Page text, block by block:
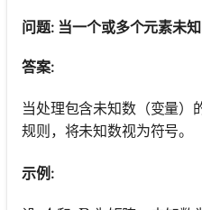
问题: 当一个或多个元素未
答案:
当处理包含未知数（变量）
规则，将未知数视为符号。
示例: